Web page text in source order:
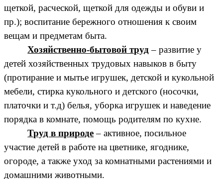
щеткой, расческой, щеткой для одежды и обуви и
пр.); воспитание бережного отношения к своим
вещам и предметам быта.
Хозяйственно-бытовой труд – развитие у
детей хозяйственных трудовых навыков в быту
(протирание и мытье игрушек, детской и кукольной
мебели, стирка кукольного и детского (носочки,
платочки и т.д) белья, уборка игрушек и наведение
порядка в комнате, помощь родителям по кухне.
Труд в природе – активное, посильное
участие детей в работе на цветнике, ягоднике,
огороде, а также уход за комнатными растениями и
домашними животными.